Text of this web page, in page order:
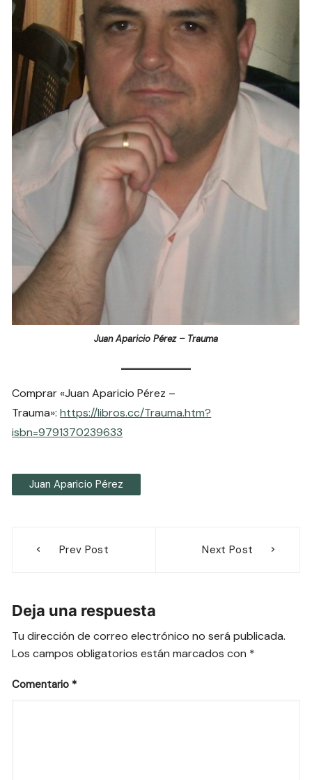
Juan Aparicio Pérez – Trauma
Comprar «Juan Aparicio Pérez –
Trauma»:https://libros.cc/Trauma.htm?
isbn=9791370239633
Juan Aparicio Pérez
Prev Post Next Post
Deja una respuesta
Tu dirección de correo electrónico no será publicada.
Los campos obligatorios están marcados con *
Comentario *